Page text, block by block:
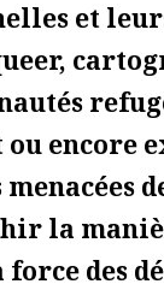
et
ou encore
la
des